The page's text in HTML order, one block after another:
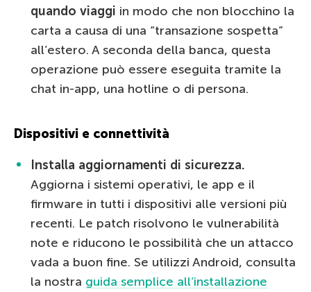
quando viaggi in modo che non blocchino la
carta a causa di una “transazione sospetta”
all’estero. A seconda della banca, questa
operazione può essere eseguita tramite la
chat in-app, una hotline o di persona.
Dispositivi e connettività
Installa aggiornamenti di sicurezza.
Aggiorna i sistemi operativi, le app e il
firmware in tutti i dispositivi alle versioni più
recenti. Le patch risolvono le vulnerabilità
note e riducono le possibilità che un attacco
vada a buon fine. Se utilizzi Android, consulta
la nostra guida semplice all’installazione